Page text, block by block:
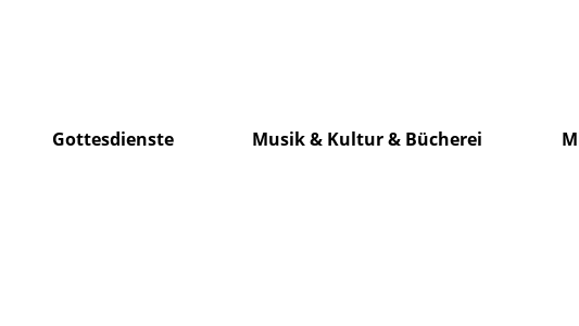
Gottesdienste Musik & Kultur & Bücherei